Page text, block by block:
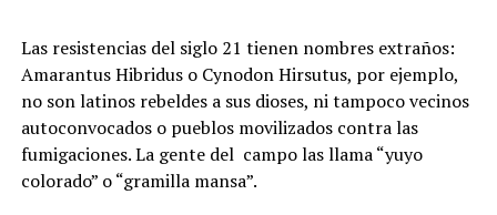
Las resistencias del siglo 21 tienen nombres extraños:
Amarantus Hibridus o Cynodon Hirsutus, por ejemplo,
no son latinos rebeldes a sus dioses, ni tampoco vecinos
autoconvocados o pueblos movilizados contra las
fumigaciones. La gente del campo las llama “yuyo
colorado” o “gramilla mansa”.